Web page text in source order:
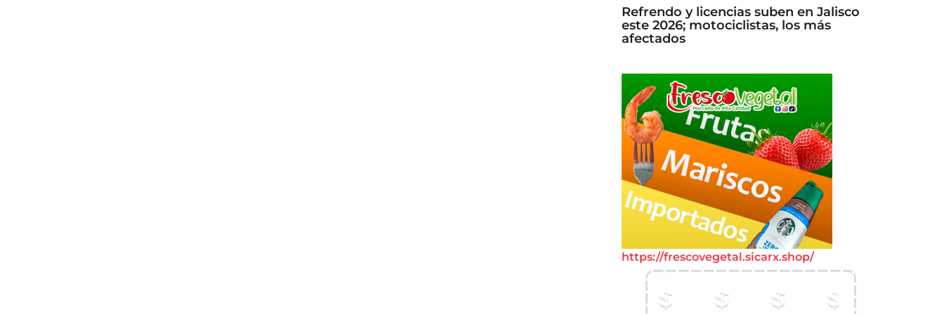
Refrendo y licencias suben en Jalisco
este 2026; motociclistas, los más
afectados
https://frescovegetal.sicarx.shop/